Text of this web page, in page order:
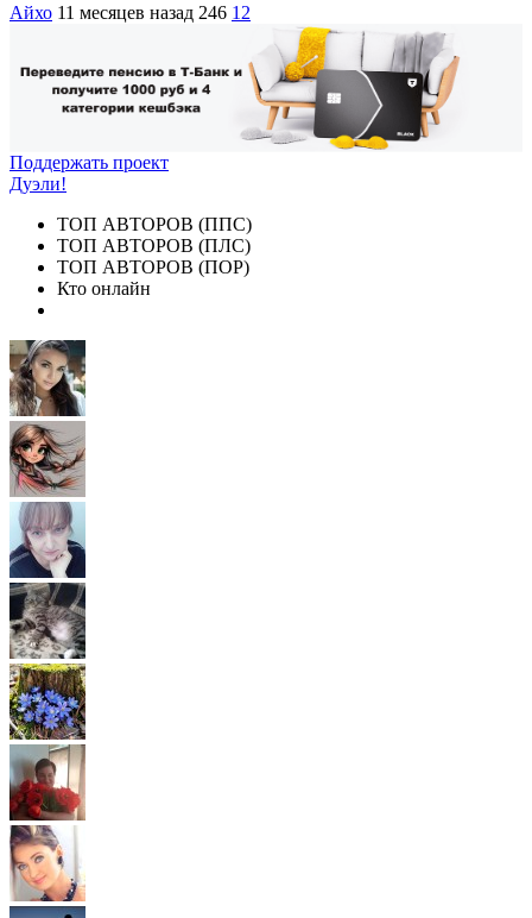
Айхо 11 месяцев назад 246 12
Поддержать проект
Дуэли!
ТОП АВТОРОВ (ППС)
ТОП АВТОРОВ (ПЛС)
ТОП АВТОРОВ (ПОР)
Кто онлайн